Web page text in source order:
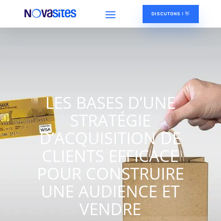
DISCUTONS ! 👋
LES BASES D’UNE
STRATÉGIE
D’ACQUISITION DE
CLIENTS EFFICACE
POUR CONSTRUIRE
UNE AUDIENCE ET
VENDRE